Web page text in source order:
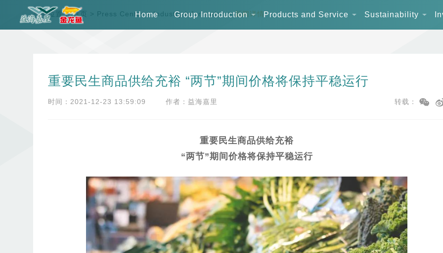
Home Group Introduction Products and Service Sustainability
当前位置：首页 > Press Center > Industry information > 新闻详情
重要民生商品供给充裕 “两节”期间价格将保持平稳运行
时间：2021-12-23 13:59:09 作者：益海嘉里 转载：
重要民生商品供给充裕
“两节”期间价格将保持平稳运行